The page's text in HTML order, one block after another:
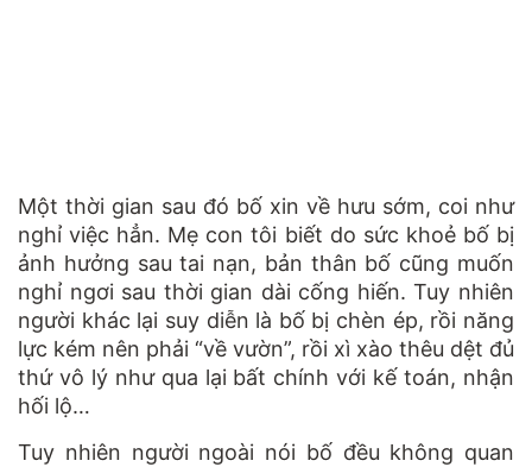
Một thời gian sau đó bố xin về hưu sớm, coi như
nghỉ việc hẳn. Mẹ con tôi biết do sức khoẻ bố bị
ảnh hưởng sau tai nạn, bản thân bố cũng muốn
nghỉ ngơi sau thời gian dài cống hiến. Tuy nhiên
người khác lại suy diễn là bố bị chèn ép, rồi năng
lực kém nên phải “về vườn”, rồi xì xào thêu dệt đủ
thứ vô lý như qua lại bất chính với kế toán, nhận
hối lộ…
Tuy nhiên người ngoài nói bố đều không quan